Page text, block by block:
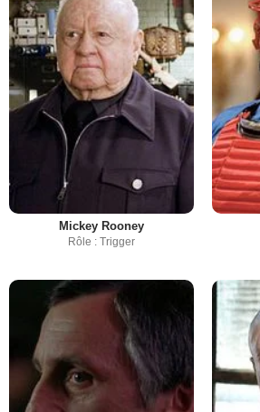
Mickey Rooney
Rôle : Trigger